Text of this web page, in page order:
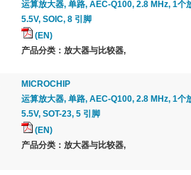
运算放大器, 单路, AEC-Q100, 2.8 MHz, 1个
5.5V, SOIC, 8 引脚
(EN)
产品分类：放大器与比较器,
MICROCHIP
运算放大器, 单路, AEC-Q100, 2.8 MHz, 1个
5.5V, SOT-23, 5 引脚
(EN)
产品分类：放大器与比较器,